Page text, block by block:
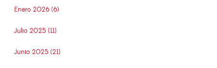
Enero 2026 (6)
Julio 2025 (11)
Junio 2025 (21)